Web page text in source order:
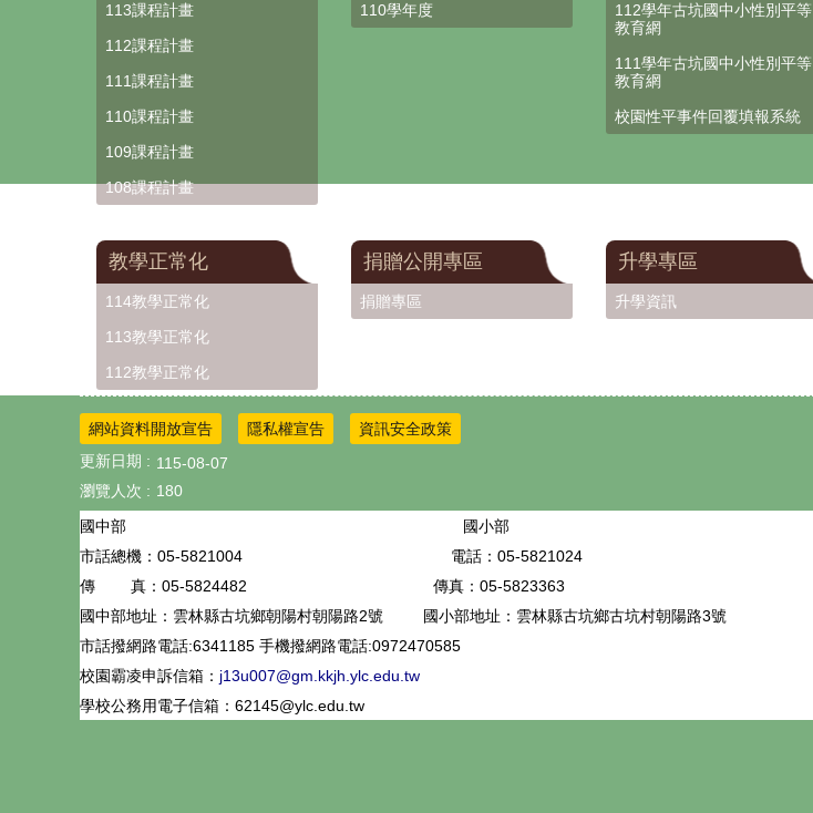
113課程計畫
112課程計畫
111課程計畫
110課程計畫
109課程計畫
108課程計畫
110學年度
112學年古坑國中小性別平等
教育網
111學年古坑國中小性別平等
教育網
校園性平事件回覆填報系統
教學正常化
114教學正常化
113教學正常化
112教學正常化
捐贈公開專區
捐贈專區
升學專區
升學資訊
網站資料開放宣告 隱私權宣告
資訊安全政策
更新日期
115-08-07
瀏覽人次
180
國中部 國小部
市話總機： 05-5821004 電話：05-5821024
傳 真： 05-5824482
傳真：05-5823363
國中部地址：雲林縣古坑鄉朝陽村朝陽路2號
國小部地址：雲林縣古坑鄉古坑村朝陽路3號
市話撥網路電話:6341185 手機撥網路電話:0972470585
校園霸凌申訴信箱： j13u007@gm.kkjh.ylc.edu.tw
學校公務用電子信箱：62145@ylc.edu.tw